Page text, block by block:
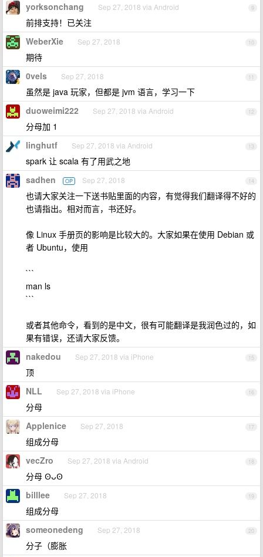
9
yorksonchang Sep 27, 2018 via Android
前排支持！已关注
10
WeberXie Sep 27, 2018
期待
11
0vels Sep 27, 2018
虽然是 java 玩家，但都是 jvm 语言，学习一下
12
duoweimi222 Sep 27, 2018 via Android
分母加 1
13
linghutf Sep 27, 2018 via Android
spark 让 scala 有了用武之地
14
sadhen OP Sep 27, 2018
也请大家关注一下送书贴里面的内容，有觉得我们翻译得不好的
也请指出。相对而言，书还好。
像 Linux 手册页的影响是比较大的。大家如果在使用 Debian 或
者 Ubuntu，使用
```
man ls
```
或者其他命令，看到的是中文，很有可能翻译是我润色过的，如
果有错误，还请大家反馈。
15
nakedou Sep 27, 2018 via iPhone
顶
16
NLL Sep 27, 2018 via iPhone
分母
17
Applenice Sep 27, 2018
组成分母
18
vecZro Sep 27, 2018 via Android
分母 ʘᴗʘ
19
billlee Sep 27, 2018
组成分母
20
someonedeng Sep 27, 2018
分子（膨胀